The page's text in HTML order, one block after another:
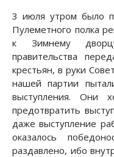
3 июля утром было
Пулеметного полка
к Зимнему
правительства
крестьян, в руки
нашей партии
выступления. Они
предотвратить
даже выступление
оказалось
раздавлено, ибо